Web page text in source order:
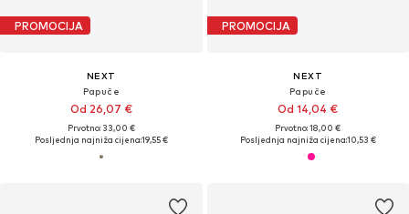
PROMOCIJA
NEXT
Papuče
Od 26,07 €
Prvotno: 33,00 €
Posljednja najniža cijena:19,55 €
PROMOCIJA
NEXT
Papuče
Od 14,04 €
Prvotno: 18,00 €
Posljednja najniža cijena:10,53 €